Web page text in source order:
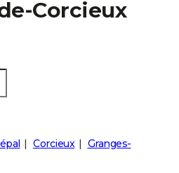
Corcieux
Corcieux
Granges-